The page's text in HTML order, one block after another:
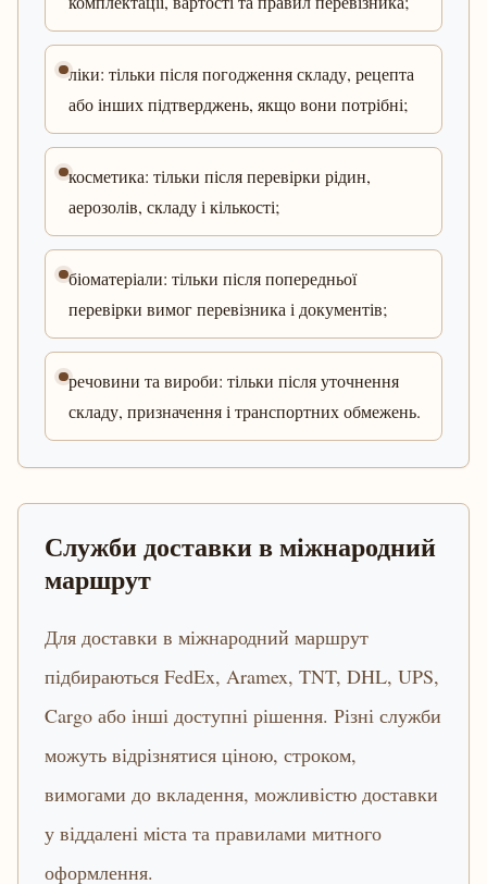
ліки: тільки після погодження складу, рецепта
або інших підтверджень, якщо вони потрібні;
косметика: тільки після перевірки рідин,
аерозолів, складу і кількості;
біоматеріали: тільки після попередньої
перевірки вимог перевізника і документів;
речовини та вироби: тільки після уточнення
складу, призначення і транспортних обмежень.
Служби доставки в міжнародний
маршрут
Для доставки в міжнародний маршрут
підбираються FedEx, Aramex, TNT, DHL, UPS,
Cargo або інші доступні рішення. Різні служби
можуть відрізнятися ціною, строком,
вимогами до вкладення, можливістю доставки
у віддалені міста та правилами митного
оформлення.